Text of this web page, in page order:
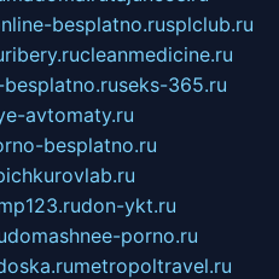
besplatno.rusplclub.ru
ribery.rucleanmedicine.ru
seks-365.ru
avtomaty.ru
besplatno.ru
don-ykt.ru
domashnee-porno.ru
metropoltravel.ru